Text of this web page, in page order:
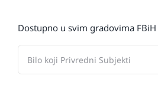
Dostupno u svim gradovima FBiH